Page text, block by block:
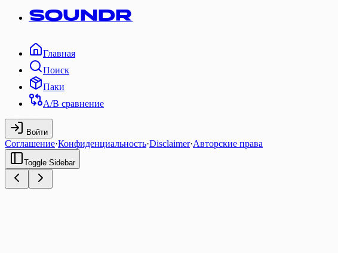
SOUNDR
Главная
Поиск
Паки
A/B сравнение
Войти
Соглашение·Конфиденциальность·Disclaimer·Авторские права
Toggle Sidebar